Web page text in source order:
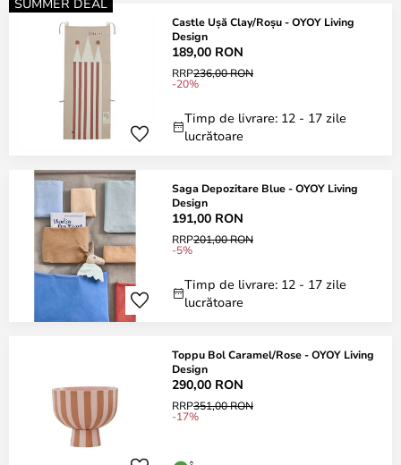
Castle Ușă Clay/Roșu - OYOY Living
Design
189,00 RON
RRP236,00 RON
-20%
Timp de livrare: 12 - 17 zile
lucrătoare
Saga Depozitare Blue - OYOY Living
Design
191,00 RON
RRP201,00 RON
-5%
Timp de livrare: 12 - 17 zile
lucrătoare
Toppu Bol Caramel/Rose - OYOY Living
Design
290,00 RON
RRP351,00 RON
-17%